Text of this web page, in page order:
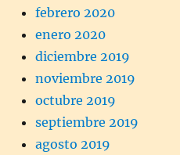
febrero 2020
enero 2020
diciembre 2019
noviembre 2019
octubre 2019
septiembre 2019
agosto 2019